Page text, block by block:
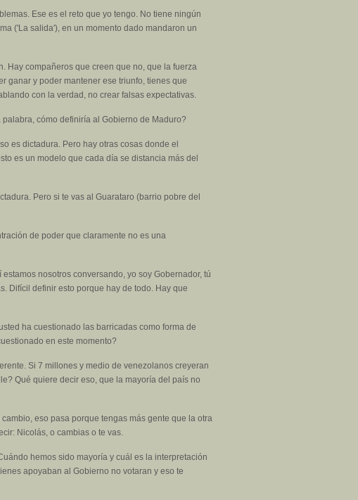
Ese es el reto que yo tengo. No tiene ningún
('La salida'), en un momento dado mandaron un
Hay compañeros que creen que no, que la fuerza
ganar y poder mantener ese triunfo, tienes que
con la verdad, no crear falsas expectativas.
cómo definiría al Gobierno de Maduro?
es dictadura. Pero hay otras cosas donde el
es un modelo que cada día se distancia más del
Pero si te vas al Guarataro (barrio pobre del
de poder que claramente no es una
nosotros conversando, yo soy Gobernador, tú
Difícil definir esto porque hay de todo. Hay que
ha cuestionado las barricadas como forma de
en este momento?
Si 7 millones y medio de venezolanos creyeran
Qué quiere decir eso, que la mayoría del país no
eso pasa porque tengas más gente que la otra
Nicolás, o cambias o te vas.
hemos sido mayoría y cuál es la interpretación
apoyaban al Gobierno no votaran y eso te